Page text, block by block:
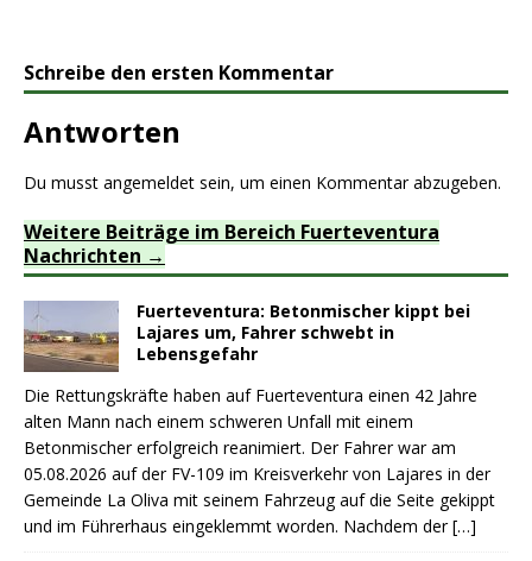
Schreibe den ersten Kommentar
Antworten
Du musst angemeldet sein, um einen Kommentar abzugeben.
Weitere Beiträge im Bereich Fuerteventura
Nachrichten
Fuerteventura: Betonmischer kippt bei
Lajares um, Fahrer schwebt in
Lebensgefahr
Die Rettungskräfte haben auf Fuerteventura einen 42 Jahre
alten Mann nach einem schweren Unfall mit einem
Betonmischer erfolgreich reanimiert. Der Fahrer war am
05.08.2026 auf der FV-109 im Kreisverkehr von Lajares in der
Gemeinde La Oliva mit seinem Fahrzeug auf die Seite gekippt
und im Führerhaus eingeklemmt worden. Nachdem der[…]